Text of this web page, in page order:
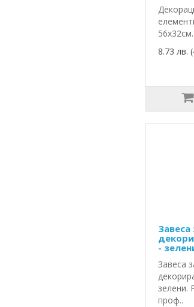
8.73 лв.
Завеса
-
Завеса
зелени.
проф..